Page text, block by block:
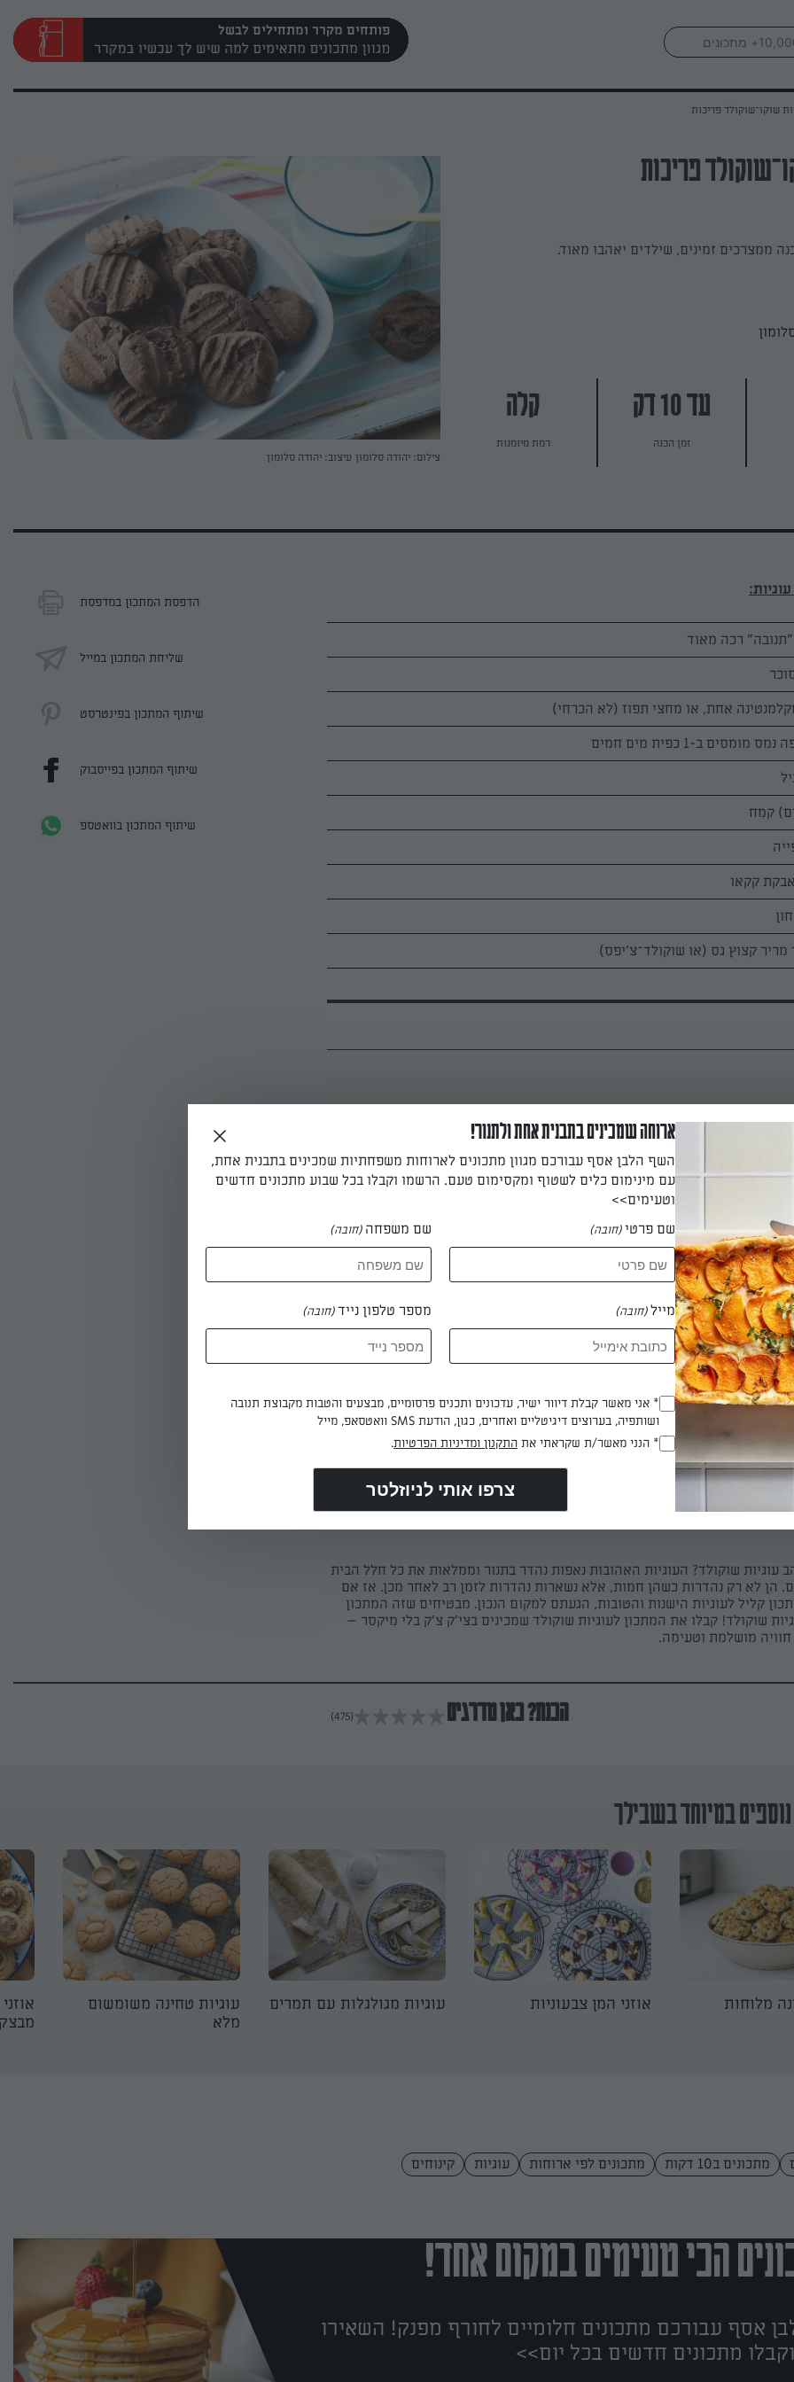
פותחים מקרר ומתחילים לבשל
שוקו־שוקולד פריכות
פריכות
ממצרכים זמינים, שילדים יאהבו מאוד.
עד 10 דק
זמן הכנה
קלה
רמת מיומנות
צילום: יהודה סלומון עיצוב: יהודה סלומון
אחת, או מחצי תפוז (לא הכרחי)
ב-1 כפית מים חמים
או טורפים יחד חמאה רכה, אבקת סוכר, קליפה מגוררת, קפה מומס ותמצית
קמח, אבקת אפייה, קקאו וקינמון, מערבבים ולשים לבצק חלק. מוסיפים את
אותו לתוך הבצק.
(170 מעלות). מכינים 2 תבניות שטוחות גדולות.
מחלקים את הבצק ל־4 חלקים שווים. מגלגלים כל חלק לגליל באורך 20 ס"מ, ופורסים אותו ל־15
משכיבים את הפרוסות בתבניות. לוחצים על כל פרוסה בשיני מזלג, כדי ליצור
דוגמה מחורצת. אופים את העוגיות במשך 22-20 דקות, עד שהן יבשות למגע. (אם אופים את 2
בקופסה אטומה.
דקות
עוגיות שוקולד? העוגיות האהובות נאפות נהדר בתנור וממלאות את כל חלל הבית
הן לא רק נהדרות כשהן חמות, אלא נשארות נהדרות לזמן רב לאחר מכן. אז אם
קליל לעוגיות הישנות והטובות, הגעתם למקום הנכון. מבטיחים שזה המתכון
שוקולד! קבלו את המתכון לעוגיות שוקולד שמכינים בצי'ק צ'ק בלי מיקסר –
מושלמת וטעימה.
הדפסת המתכון במדפסת
שליחת המתכון במייל
שיתוף המתכון בפינטרסט
שיתוף המתכון בפייסבוק
שיתוף המתכון בוואטספ
הכנת? כאן מדרגים (475)
במיוחד בשבילך
מלוחות אוזני המן צבעוניות עוגיות מגולגלות עם תמרים
עוגיות טחינה משומשום
מלא
מתכונים ב10 דקות מתכונים לפי ארוחות עוגיות קינוחים
הכי טעימים במקום אחד!
אסף עבורכם מתכונים חלומיים לחורף מפנק! השאירו
מתכונים חדשים בכל יום>>
ארוחה שמכינים בתבנית אחת ולתנור!
השף הלבן אסף עבורכם מגוון מתכונים לארוחות משפחתיות שמכינים בתבנית אחת,
עם מינימום כלים לשטוף ומקסימום טעם. הרשמו וקבלו בכל שבוע מתכונים חדשים
וטעימים>>
שם פרטי(חובה) שם משפחה (חובה)
מייל(חובה) מספר טלפון נייד(חובה)
(חובה)
* אני מאשר קבלת דיוור ישיר, עדכונים ותכנים פרסומיים, מבצעים והטבות מקבוצת תנובה
ושותפיה, בערוצים דיגיטליים ואחרים, כגון, הודעת SMS וואטסאפ, מייל
(חובה)
* הנני מאשר/ת שקראתי את התקנון ומדיניות הפרטיות.